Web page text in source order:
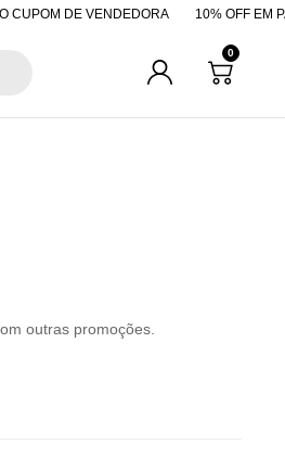
DE VENDEDORA 10% OFF EM
0
outras promoções.